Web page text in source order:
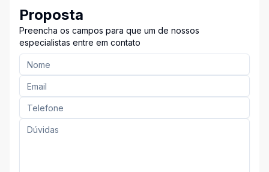
Proposta
Preencha os campos para que um de nossos
especialistas entre em contato